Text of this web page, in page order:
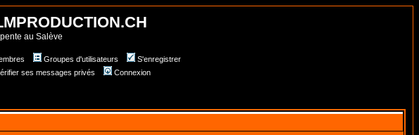
au Salève
Groupes d'utilisateurs
S'enregistrer
ses messages privés Connexion